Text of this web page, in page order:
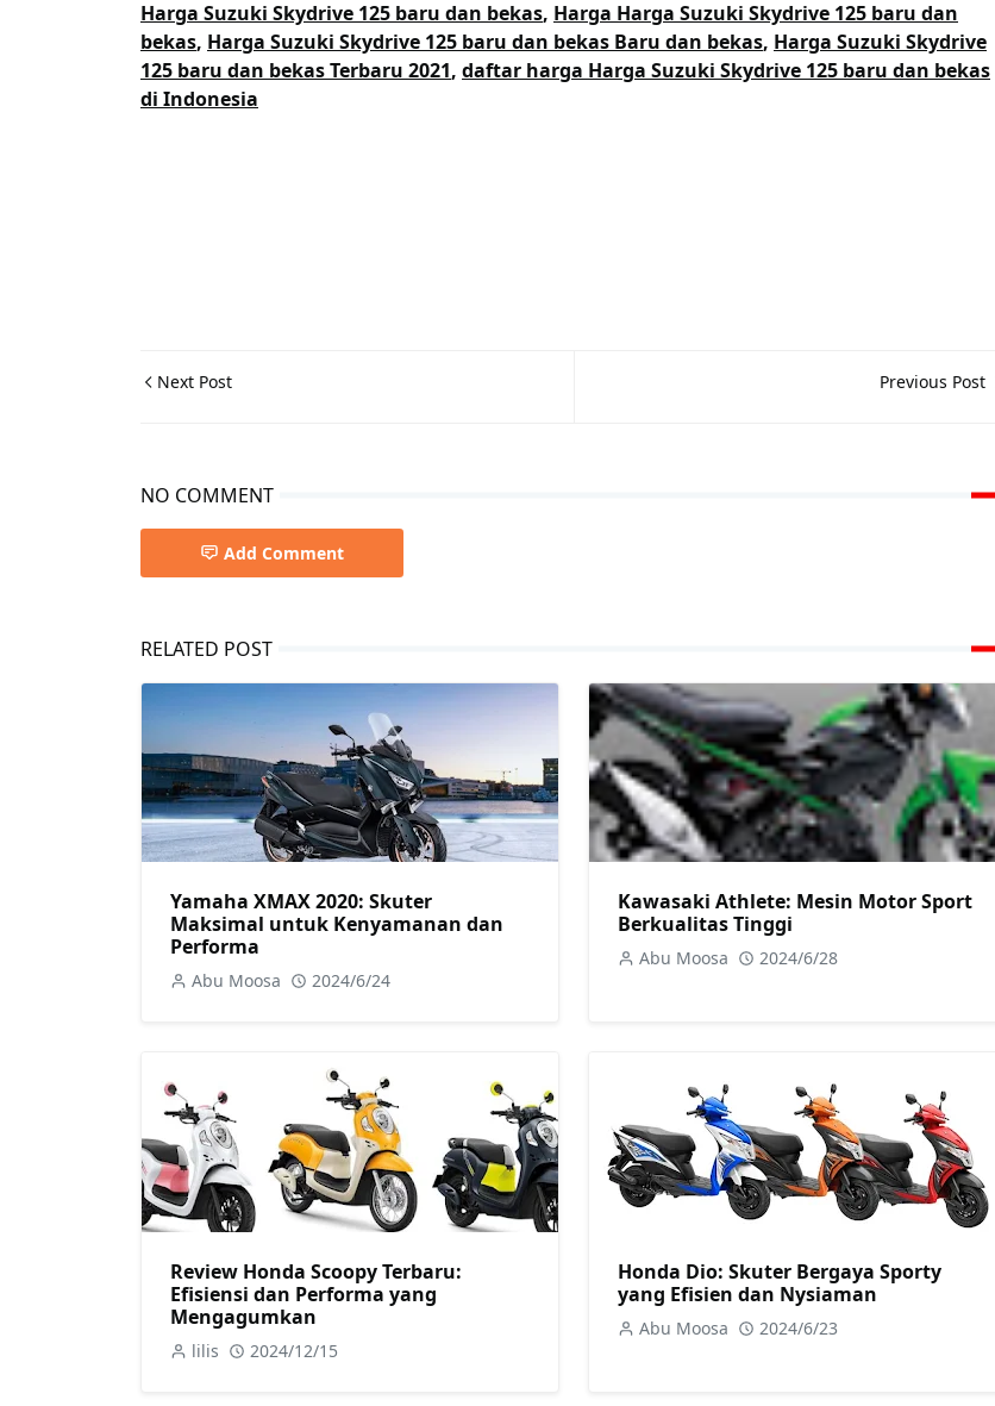
Harga Suzuki Skydrive 125 baru dan bekas, Harga Harga Suzuki Skydrive 125 baru dan
bekas, Harga Suzuki Skydrive 125 baru dan bekas Baru dan bekas, Harga Suzuki Skydrive
125 baru dan bekas Terbaru 2021, daftar harga Harga Suzuki Skydrive 125 baru dan bekas
di Indonesia
Next Post Previous Post
NO COMMENT
Add Comment
RELATED POST
Yamaha XMAX 2020: Skuter
Maksimal untuk Kenyamanan dan
Performa
Abu Moosa 2024/6/24
Kawasaki Athlete: Mesin Motor Sport
Berkualitas Tinggi
Abu Moosa 2024/6/28
Review Honda Scoopy Terbaru:
Efisiensi dan Performa yang
Mengagumkan
lilis 2024/12/15
Honda Dio: Skuter Bergaya Sporty
yang Efisien dan Nysiaman
Abu Moosa 2024/6/23